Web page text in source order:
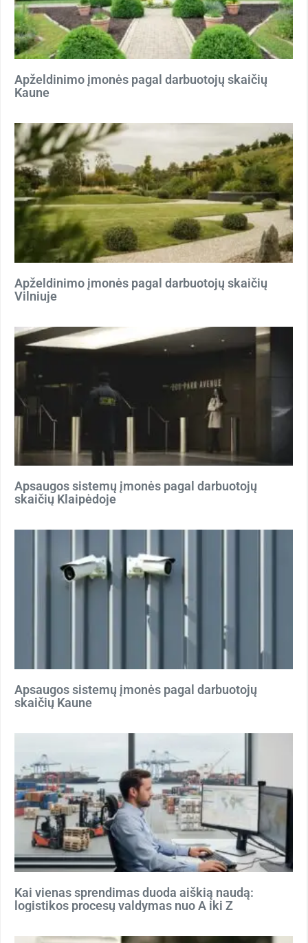
Apželdinimo įmonės pagal darbuotojų skaičių
Kaune
Apželdinimo įmonės pagal darbuotojų skaičių
Vilniuje
Apsaugos sistemų įmonės pagal darbuotojų
skaičių Klaipėdoje
Apsaugos sistemų įmonės pagal darbuotojų
skaičių Kaune
Kai vienas sprendimas duoda aiškią naudą:
logistikos procesų valdymas nuo A iki Z